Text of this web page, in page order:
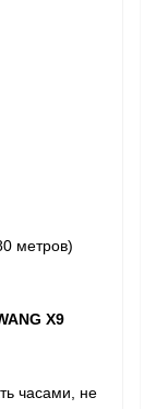
метров)
X9
часами, не